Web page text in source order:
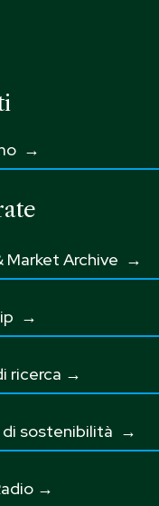
→
Market Archive →
→
ricerca →
di sostenibilità →
→